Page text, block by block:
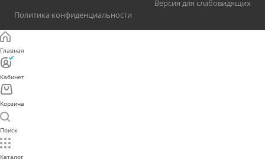
Политика конфиденциальности
Версия для слабовидящих
Главная
Кабинет
Корзина
Поиск
Каталог